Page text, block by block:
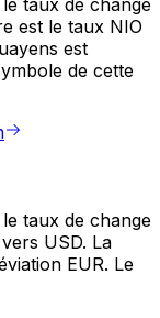
taux de change
est le taux NIO
est
de cette
taux de change
USD. La
EUR. Le